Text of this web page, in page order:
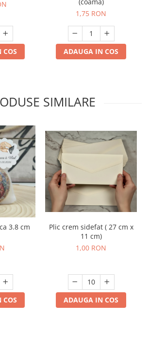
(coama)
1,75 RON
ADAUGA IN COS
SIMILARE
3.8 cm
Plic crem sidefat ( 27 cm x
11 cm)
1,00 RON
ADAUGA IN COS